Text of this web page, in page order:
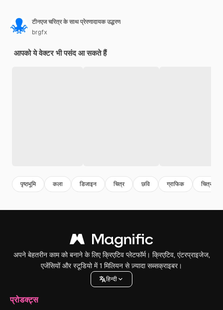
टीनएज चरित्र के साथ प्रेरणादायक उद्धरण
brgfx
आपको ये वेक्टर भी पसंद आ सकते हैं
पृष्ठभूमि कला डिजाइन चित्र छवि ग्राफिक चित्रण
अपने बेहतरीन काम को बनाने के लिए क्रिएटिव प्लेटफॉर्म। क्रिएटिव, एंटरप्राइजेज,
एजेंसियों और स्टूडियो में 1 मिलियन से ज़्यादा सब्सक्राइबर।
हिन्दी
प्रोडक्ट्स